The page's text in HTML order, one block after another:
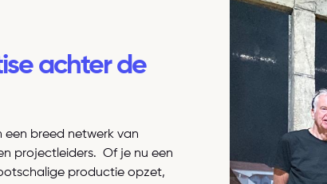
achter de
een breed netwerkvan
projectleiders. Of je nu een
productie opzet,